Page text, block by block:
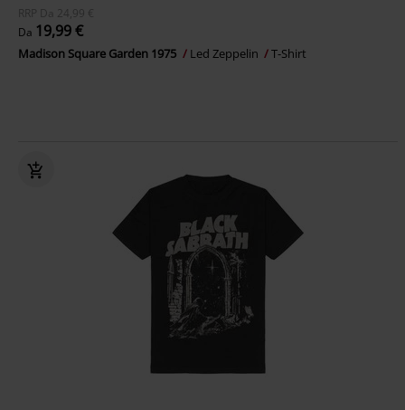
RRP
Da 24,99 €
Da 19,99 €
Madison Square Garden 1975 Led Zeppelin T-Shirt